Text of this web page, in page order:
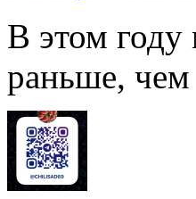
В этом году
раньше,